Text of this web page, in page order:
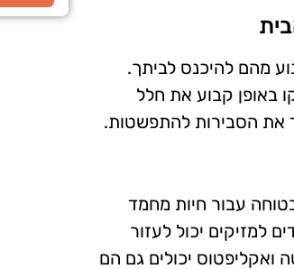
מהם להיכנס לביתך.
באופן קבוע את חלל
את הסבירות להתפשטות.
עבור חיות מחמד
למזיקים יכול לעזור
ואקליפטוס יכולים גם הם